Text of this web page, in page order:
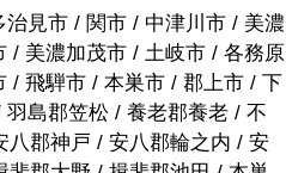
見市 / 関市 / 中津川市 / 美濃
/ 美濃加茂市 / 土岐市 / 各務原
/ 飛騨市 / 本巣市 / 郡上市 / 下
島郡笠松 / 養老郡養老 / 不
郡神戸 / 安八郡輪之内 / 安